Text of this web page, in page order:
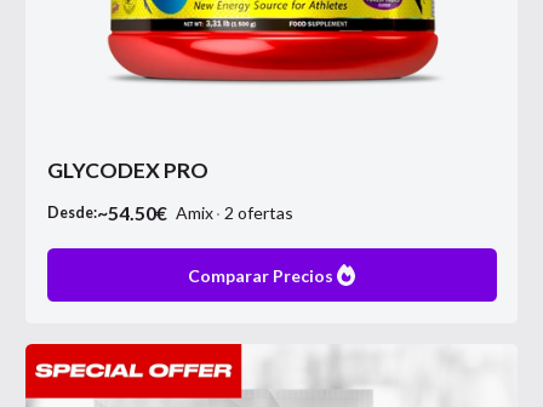
GLYCODEX PRO
Desde:~54.50€ Amix 2 ofertas
Comparar Precios